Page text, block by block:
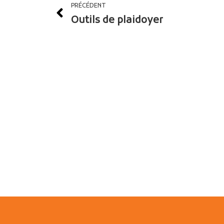
PRÉCÉDENT
Outils de plaidoyer